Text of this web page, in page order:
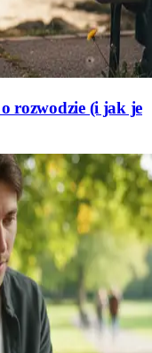
rozwodzie (i jak je